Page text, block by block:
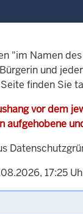
"im Namen
und
finden Sie
vor dem
aufgehobene
17:25